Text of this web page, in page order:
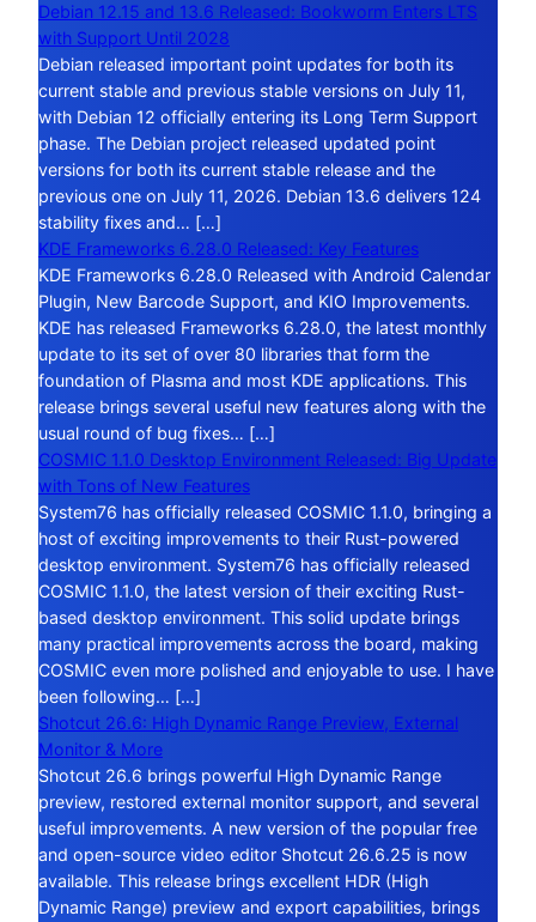
Debian 12.15 and 13.6 Released: Bookworm Enters LTS
with Support Until 2028
Debian released important point updates for both its
current stable and previous stable versions on July 11,
with Debian 12 officially entering its Long Term Support
phase. The Debian project released updated point
versions for both its current stable release and the
previous one on July 11, 2026. Debian 13.6 delivers 124
stability fixes and… […]
KDE Frameworks 6.28.0 Released: Key Features
KDE Frameworks 6.28.0 Released with Android Calendar
Plugin, New Barcode Support, and KIO Improvements.
KDE has released Frameworks 6.28.0, the latest monthly
update to its set of over 80 libraries that form the
foundation of Plasma and most KDE applications. This
release brings several useful new features along with the
usual round of bug fixes… […]
COSMIC 1.1.0 Desktop Environment Released: Big Update
with Tons of New Features
System76 has officially released COSMIC 1.1.0, bringing a
host of exciting improvements to their Rust-powered
desktop environment. System76 has officially released
COSMIC 1.1.0, the latest version of their exciting Rust-
based desktop environment. This solid update brings
many practical improvements across the board, making
COSMIC even more polished and enjoyable to use. I have
been following… […]
Shotcut 26.6: High Dynamic Range Preview, External
Monitor & More
Shotcut 26.6 brings powerful High Dynamic Range
preview, restored external monitor support, and several
useful improvements. A new version of the popular free
and open-source video editor Shotcut 26.6.25 is now
available. This release brings excellent HDR (High
Dynamic Range) preview and export capabilities, brings